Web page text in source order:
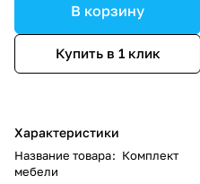
В корзину
Купить в 1 клик
Характеристики
Название товара: Комплект
мебели